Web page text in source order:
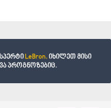
LeBron.იხილეთ მისი
პროგნოზებიც.